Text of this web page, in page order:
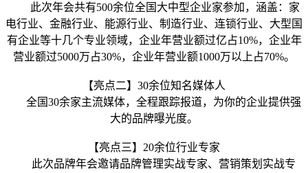
此次年会共有500余位全国大中型企业家参加，涵盖：家
电行业、金融行业、能源行业、制造行业、连锁行业、大型国
有企业等十几个专业领域，企业年营业额过亿占10%，企业年
营业额过5000万占30%，企业年营业额1000万以上占70%。
【亮点二】30余位知名媒体人
全国30余家主流媒体，全程跟踪报道，为你的企业提供强
大的品牌曝光度。
【亮点三】20余位行业专家
此次品牌年会邀请品牌管理实战专家、营销策划实战专